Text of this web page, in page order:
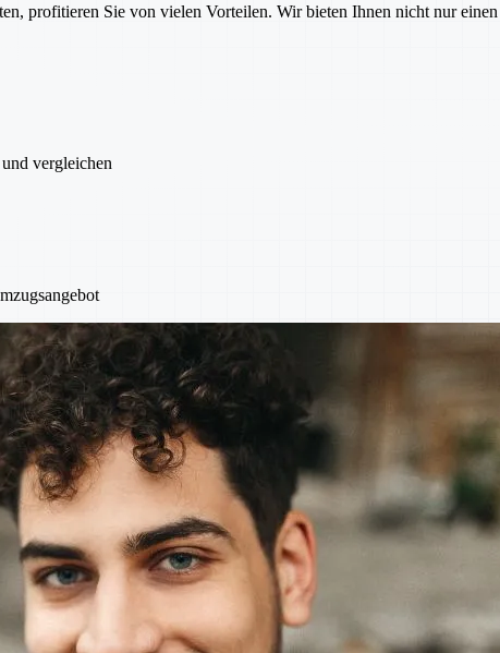
profitieren Sie von vielen Vorteilen. Wir bieten Ihnen nicht nur
vergleichen